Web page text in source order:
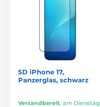
5D iPhone 17,
Panzerglas, schwarz
Versandbereit, am Dienstag